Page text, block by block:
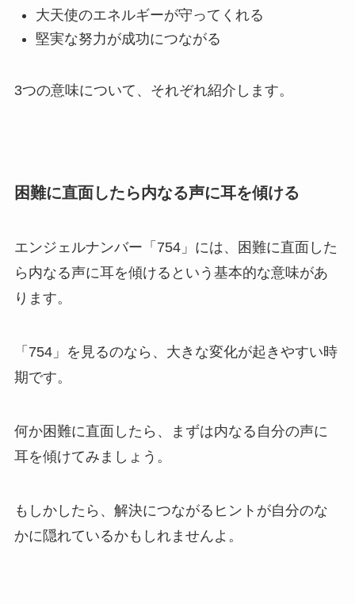
大天使のエネルギーが守ってくれる
堅実な努力が成功につながる
3つの意味について、それぞれ紹介します。
困難に直面したら内なる声に耳を傾ける
エンジェルナンバー「754」には、困難に直面した
ら内なる声に耳を傾けるという基本的な意味があ
ります。
「754」を見るのなら、大きな変化が起きやすい時
期です。
何か困難に直面したら、まずは内なる自分の声に
耳を傾けてみましょう。
もしかしたら、解決につながるヒントが自分のな
かに隠れているかもしれませんよ。